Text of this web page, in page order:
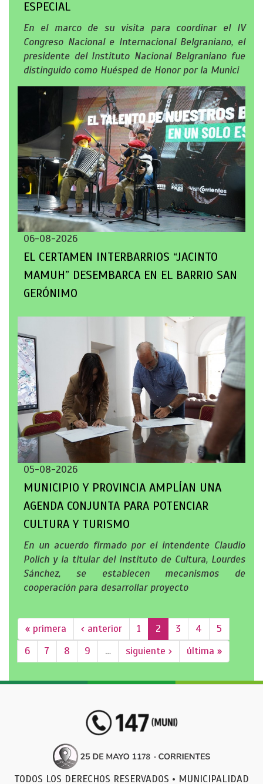
ESPECIAL
En el marco de su visita para coordinar el IV
Congreso Nacional e Internacional Belgraniano, el
presidente del Instituto Nacional Belgraniano fue
distinguido como Huésped de Honor por la Munici
06-08-2026
EL CERTAMEN INTERBARRIOS “JACINTO
MAMUH” DESEMBARCA EN EL BARRIO SAN
GERÓNIMO
05-08-2026
MUNICIPIO Y PROVINCIA AMPLÍAN UNA
AGENDA CONJUNTA PARA POTENCIAR
CULTURA Y TURISMO
En un acuerdo firmado por el intendente Claudio
Polich y la titular del Instituto de Cultura, Lourdes
Sánchez, se establecen mecanismos de
cooperación para desarrollar proyecto
« primera ‹ anterior 1 2 3 4
5
6
7 8 9 … siguiente › última »
TODOS LOS DERECHOS RESERVADOS • MUNICIPALIDAD